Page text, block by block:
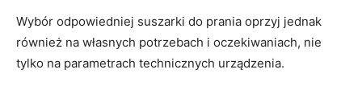
Wybór odpowiedniej suszarki do prania oprzyj jednak
również na własnych potrzebach i oczekiwaniach, nie
tylko na parametrach technicznych urządzenia.